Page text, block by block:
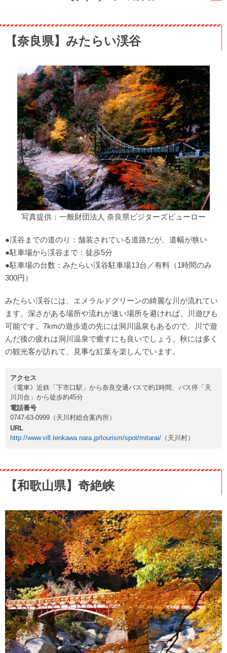
【奈良県】みたらい渓谷
写真提供：一般財団法人 奈良県ビジターズビューロー
●渓谷までの道のり：舗装されている道路だが、道幅が狭い
●駐車場から渓谷まで：徒歩5分
●駐車場の台数：みたらい渓谷駐車場13台／有料（1時間のみ
300円）
みたらい渓谷には、エメラルドグリーンの綺麗な川が流れてい
ます。深さがある場所や流れが速い場所を避ければ、川遊びも
可能です。7kmの遊歩道の先には洞川温泉もあるので、川で遊
んだ後の疲れは洞川温泉で癒すにも良いでしょう。秋には多く
の観光客が訪れて、見事な紅葉を楽しんでいます。
アクセス
《電車》近鉄「下市口駅」から奈良交通バスで約1時間、バス停「天
川川合」から徒歩約45分
電話番号
0747-63-0999（天川村総合案内所）
URL
http://www.vill.tenkawa.nara.jp/tourism/spot/mitarai/ （天川村）
【和歌山県】奇絶峡